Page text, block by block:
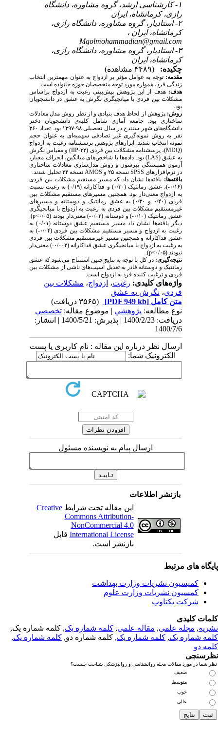
۱- کارشناسی ارشد، گروه مشاوره، دانشگاه
رازی، کرمانشاه، ایران
۲- استادیار، گروه مشاوره، دانشگاه رازی،
کرمانشاه، ایران ،
Mgolmohammadian@gmail.com
۳- استادیار، گروه مشاوره، دانشگاه رازی،
کرمانشاه، ایران
چکیده:
مقدمه:توجه به عوامل مؤثر بر ازدواج به عنوان مهم­ترین انتخاب
زندگی فرد، همواره مورد توجه متخصصان حوزه خانواده است.
هدف:هدف از این پژوهش پیش‌­بینی رغبت به ازدواج براساس
مشکلات بین فردی با میانجیگری نگرش به عشق در دانشجویان
بود.
روش:پژوهش از لحاظ هدف بنیادی و از نظر روش مدل معادلات
ساختاری بود. جامعه آماری شامل کلیه­‌ی دانشجویان دختر
دانشگاه‌های شهر سنندج در سال تحصیلی ۹۸-۱۳۹۷ بود. تعداد ۳۶۰
نفر به روش نمونه‌­گیری غیر تصادفی سهمیه­‌ای به عنوان حجم
نمونه انتخاب شدند. ابزارهای پژوهش پرسشنامه رغبت به ازدواج
MDQ)، پرسشنامه مشکلات بین فردی (IIP-۳۲) و مقیاس نگرش
به عشق (LAS) بود. داده‌ها با شاخص­‌های میانگین، انحراف معیار،
آزمون‌ همبستگی پیرسون و روش مدل‌سازی معادلات ساختاری
در نرم‌افزارهایSPSS نسخه ۲۵ و AMOS نسخه ۲۴ تحلیل شدند.
یافته­‌ها:یافته‌ها نشان داد که مسیر مستقیم مشکلات بین فردی
(۰/۱۶-)، عشق رمانتیک (۰/۳۰) و فداکارانه (۰/۱۹) به رغبت نسبت
به ازدواج معنی‌دار بود. همچنین مسیرهای مستقیم مشکلات بین
فردی (۰/۴۰ و ۰/۳۰) به عشق رمانتیک و دوستانه و مسیرهای
غیرمستقیم مشکلات بین فردی به رغبت به ازدواج با میانجیگری
عشق رمانتیک (۰/۱۰-) و دوستانه (۰/۰۲-) معنی­‌دار بودند (۰/۰۵>
p
).
دیگر یافته‌ها نشان داد مسیر مستقیم عشق دوستانه (۰/۰۱) به
رغبت به ازدواج و مسیر مستقیم مشکلات بین فردی (۰/۰۴-) به
عشق فداکارانه و همچنین مسیر غیرمستقیم مشکلات بین فردی
به رغبت به ازدواج با میانجیگری عشق فداکارانه (۰/۰۰۲-) معنی­‌دار
نبودند (۰/۰۵>
p
).
نتیجه­‌گیری:در کل با توجه به نتایج چنین استنتاج می‌شود که عشق
رمانتیک و دوستانه قادر به تعدیل آسیب­‌های ناشی از مشکلات بین
فردی و ترغیب­ کننده فرد به ازدواج است.
واژه‌های کلیدی:رغبت،ازدواج ،مشکلات بین
فردی،نگرش به عشق
متن کامل[PDF 949 kb]
نوع مطالعه:پژوهشي| موضوع مقاله:تخصصي
دریافت: 1400/2/23 | پذیرش: 1400/5/21 | انتشار:
1400/7/6
ارسال نظر درباره این مقاله : نام کاربری یا پست
الکترونیک شما:
ارسال پیام به نویسنده مسئول
بازنشر اطلاعات
این مقاله تحت شرایطCreative
Commons Attribution-
NonCommercial 4.0
International Licenseقابل
بازنشر است.
های مرتبط
کمیسیون نشریات وزارت بهداشت
کمسیون نشریات وزارت علوم
شرکت یکتاوب
کلیدی
,مجله علمی, مقاله علمی, کلمه شماره یک, کلمه شماره یک,
شماره یک,کلمه شماره یک, کلمه شماره دو,کلمه شماره یک,
دو
شما در مورد مقالات مجله روانشناسی و روانپزشکی شناخت چیست؟
ضعیف
متوسط
خوب
عالی